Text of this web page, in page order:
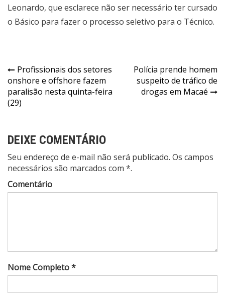
Leonardo, que esclarece não ser necessário ter cursado
o Básico para fazer o processo seletivo para o Técnico.
Profissionais dos setores
onshore e offshore fazem
paralisão nesta quinta-feira
(29)
Polícia prende homem
suspeito de tráfico de
drogas em Macaé
DEIXE COMENTÁRIO
Seu endereço de e-mail não será publicado. Os campos
necessários são marcados com *.
Comentário
Nome Completo *